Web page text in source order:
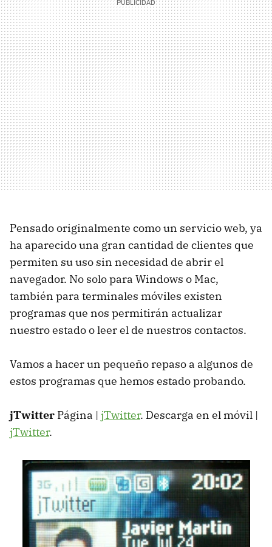
Pensado originalmente como un servicio web, ya
ha aparecido una gran cantidad de clientes que
permiten su uso sin necesidad de abrir el
navegador. No solo para Windows o Mac,
también para terminales móviles existen
programas que nos permitirán actualizar
nuestro estado o leer el de nuestros contactos.
Vamos a hacer un pequeño repaso a algunos de
estos programas que hemos estado probando.
jTwitter Página | jTwitter. Descarga en el móvil |
jTwitter.